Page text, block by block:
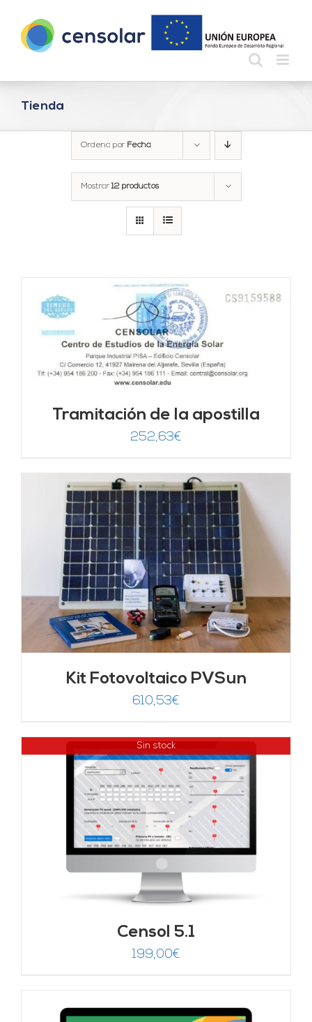
contenido
Tienda
Ordena por Fecha
Mostrar12 productos
Tramitación de la apostilla
252,63€
Kit Fotovoltaico PVSun
610,53€
Sin stock
Censol 5.1
199,00€